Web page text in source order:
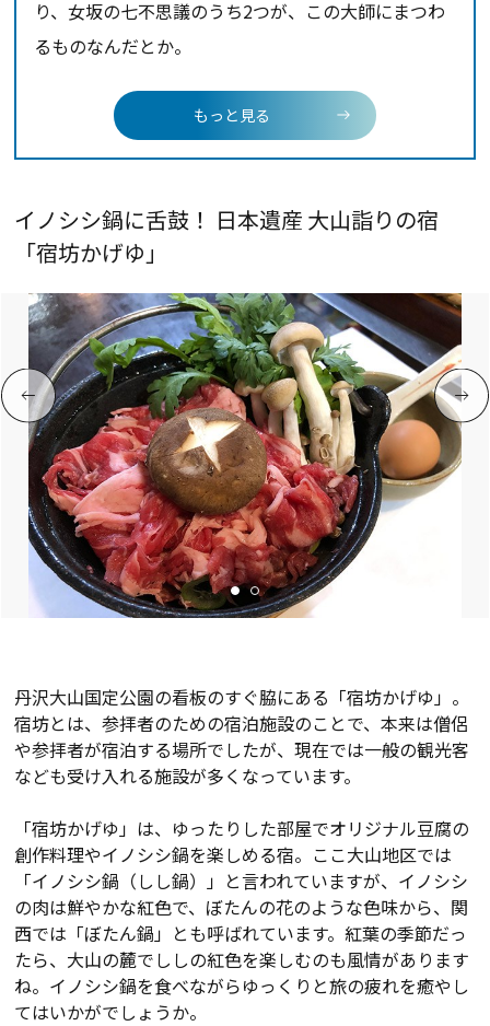
り、女坂の七不思議のうち2つが、この大師にまつわ
るものなんだとか。
もっと見る
イノシシ鍋に舌鼓！ 日本遺産 大山詣りの宿
「宿坊かげゆ」
丹沢大山国定公園の看板のすぐ脇にある「宿坊かげゆ」。
宿坊とは、参拝者のための宿泊施設のことで、本来は僧侶
や参拝者が宿泊する場所でしたが、現在では一般の観光客
なども受け入れる施設が多くなっています。
「宿坊かげゆ」は、ゆったりした部屋でオリジナル豆腐の
創作料理やイノシシ鍋を楽しめる宿。ここ大山地区では
「イノシシ鍋（しし鍋）」と言われていますが、イノシシ
の肉は鮮やかな紅色で、ぼたんの花のような色味から、関
西では「ぼたん鍋」とも呼ばれています。紅葉の季節だっ
たら、大山の麓でししの紅色を楽しむのも風情があります
ね。イノシシ鍋を食べながらゆっくりと旅の疲れを癒やし
てはいかがでしょうか。